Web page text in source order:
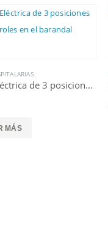
Cama Eléctrica de 3 posiciones con controles en el barandal
MÁS